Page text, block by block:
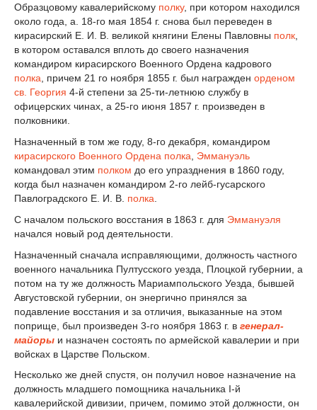
Образцовому кавалерийскому полку, при котором находился
около года, а. 18-го мая 1854 г. снова был переведен в
кирасирский Е. И. В. великой княгини Елены Павловны полк
в котором оставался вплоть до своего назначения
командиром кирасирского Военного Ордена кадрового
полка , причем 21 го ноября 1855 г. был награжден орденом
св. Георгия 4-й степени за 25-ти-летнюю службу в
офицерских чинах, а 25-го июня 1857 г. произведен в
полковники.
Назначенный в том же году, 8-го декабря, командиром
кирасирского Военного Ордена полка
Эммануэль
командовал этим полком до его упразднения в 1860 году,
когда был назначен командиром 2-го лейб-гусарского
Павлоградского Е. И. В. полка
С началом польского восстания в 1863 г. для Эммануэля
начался новый род деятельности.
Назначенный сначала исправляющими, должность частного
военного начальника Пултусского уезда, Плоцкой губернии, а
потом на ту же должность Мариампольского Уезда, бывшей
Августовской губернии, он энергично принялся за
подавление восстания и за отличия, выказанные на этом
поприще, был произведен 3-го ноября 1863 г. в генерал-
майоры и назначен состоять по армейской кавалерии и при
войсках в Царстве Польском.
Несколько же дней спустя, он получил новое назначение на
должность младшего помощника начальника I-й
кавалерийской дивизии, причем, помимо этой должности, он